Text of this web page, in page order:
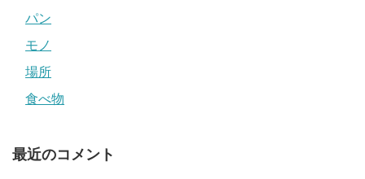
パン
モノ
場所
食べ物
最近のコメント